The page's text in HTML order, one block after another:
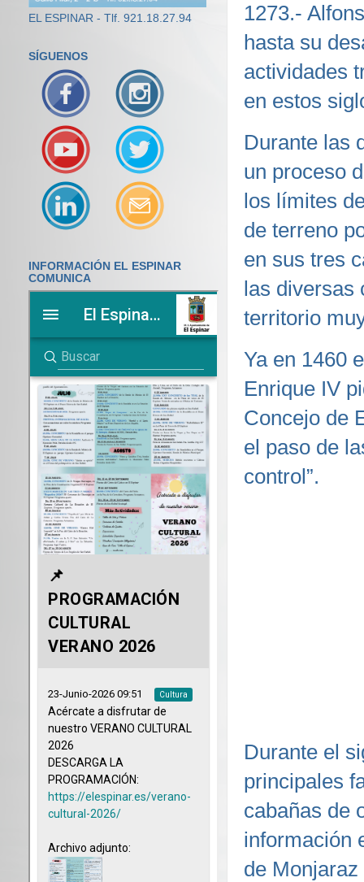
1273.-
hasta su
actividades
en estos
Durante las
un proceso
los límites
de terreno
en sus tres
las diversas
territorio
Ya en 1460
Enrique IV
Concejo de
el paso de
control”.
Durante el
principales
cabañas de
información
de
EL ESPINAR - Tlf. 921.18.27.94
SÍGUENOS
INFORMACIÓN EL ESPINAR
COMUNICA